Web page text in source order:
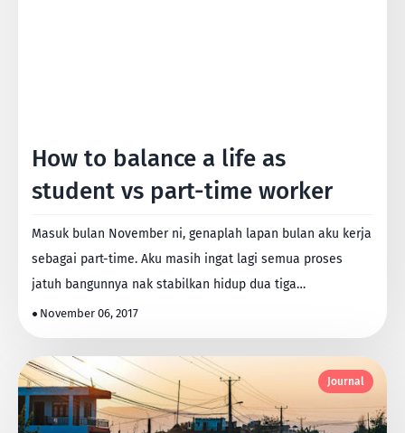
How to balance a life as
student vs part-time worker
Masuk bulan November ni, genaplah lapan bulan aku kerja
sebagai part-time. Aku masih ingat lagi semua proses
jatuh bangunnya nak stabilkan hidup dua tiga…
November 06, 2017
Journal